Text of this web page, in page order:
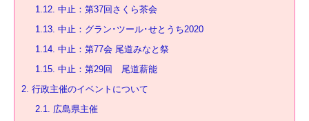
1.12. 中止：第37回さくら茶会
1.13. 中止：グラン･ツール･せとうち2020
1.14. 中止：第77会 尾道みなと祭
1.15. 中止：第29回 尾道薪能
2. 行政主催のイベントについて
2.1. 広島県主催